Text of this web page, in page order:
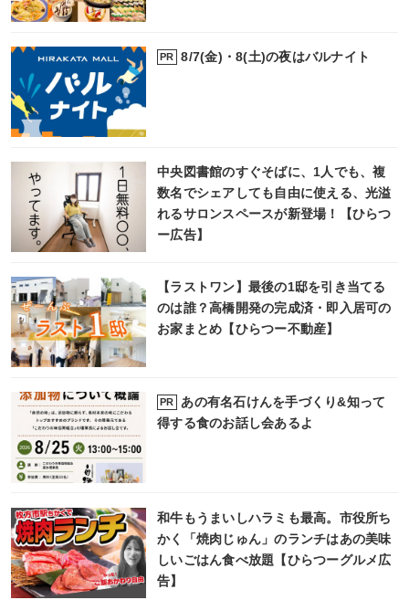
PR 8/7(金)・8(土)の夜はバルナイト
中央図書館のすぐそばに、1人でも、複
数名でシェアしても自由に使える、光溢
れるサロンスペースが新登場！【ひらつ
ー広告】
【ラストワン】最後の1邸を引き当てる
のは誰？高橋開発の完成済・即入居可の
お家まとめ【ひらつー不動産】
PR
あの有名石けんを手づくり&知って
得する食のお話し会あるよ
和牛もうまいしハラミも最高。市役所ち
かく「焼肉じゅん」のランチはあの美味
しいごはん食べ放題【ひらつーグルメ広
告】